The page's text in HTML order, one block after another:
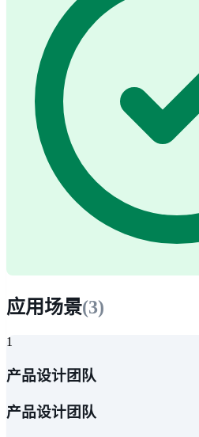
应用场景(3)
1
产品设计团队
产品设计团队